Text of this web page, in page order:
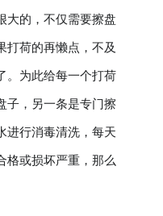
大的，不仅需要擦盘
打荷的再懒点，不及
。为此给每一个打荷
子，另一条是专门擦
进行消毒清洗，每天
格或损坏严重，那么